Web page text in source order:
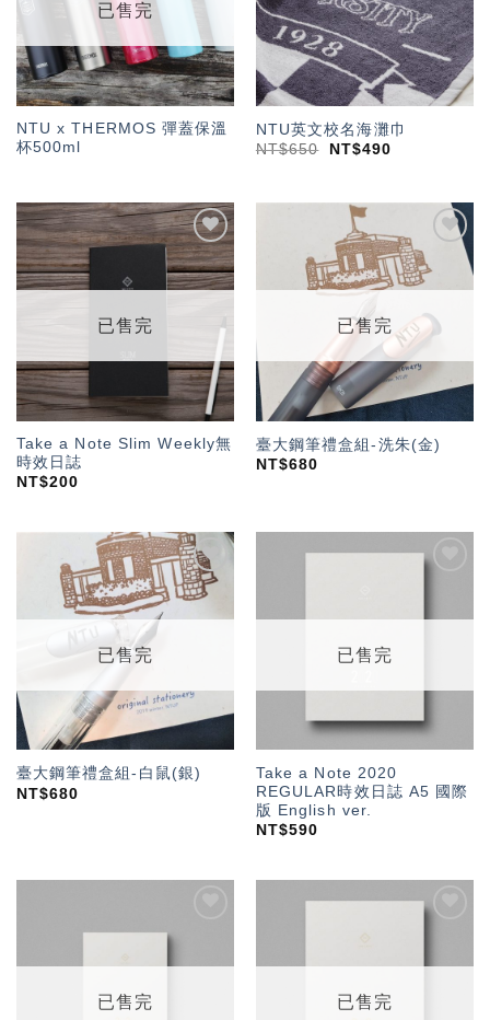
已售完
NTU x THERMOS 彈蓋保溫
杯500ml
NTU英文校名海灘巾
NT$650 NT$490
加入
「願
望輕
已售完
Take a Note Slim Weekly無
時效日誌
NT$200
望輕
已售完
臺大鋼筆禮盒組-洗朱(金)
NT$680
加入
「願
望輕
已售完
臺大鋼筆禮盒組-白鼠(銀)
NT$680
望輕
已售完
Take a Note 2020
REGULAR時效日誌 A5 國際
版 English ver.
NT$590
望輕
已售完
望輕
已售完